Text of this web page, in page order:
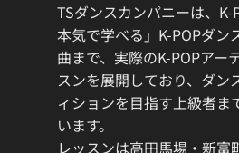
TSダンスカンパニーは、
本気で学べる」K-POPダン
曲まで、実際のK-POPアー
スンを展開しており、ダン
ィションを目指す上級者ま
います。
レッスンは高田馬場・新